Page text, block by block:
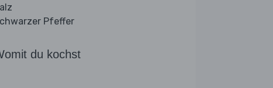
Pfeffer
du kochst